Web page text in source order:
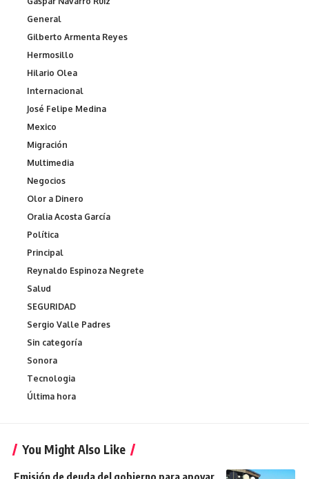
General
Gilberto Armenta Reyes
Hermosillo
Hilario Olea
Internacional
José Felipe Medina
Mexico
Migración
Multimedia
Negocios
Olor a Dinero
Oralia Acosta García
Política
Principal
Reynaldo Espinoza Negrete
Salud
SEGURIDAD
Sergio Valle Padres
Sin categoría
Sonora
Tecnologia
Última hora
You Might Also Like
Emisión de deuda del gobierno para apoyar